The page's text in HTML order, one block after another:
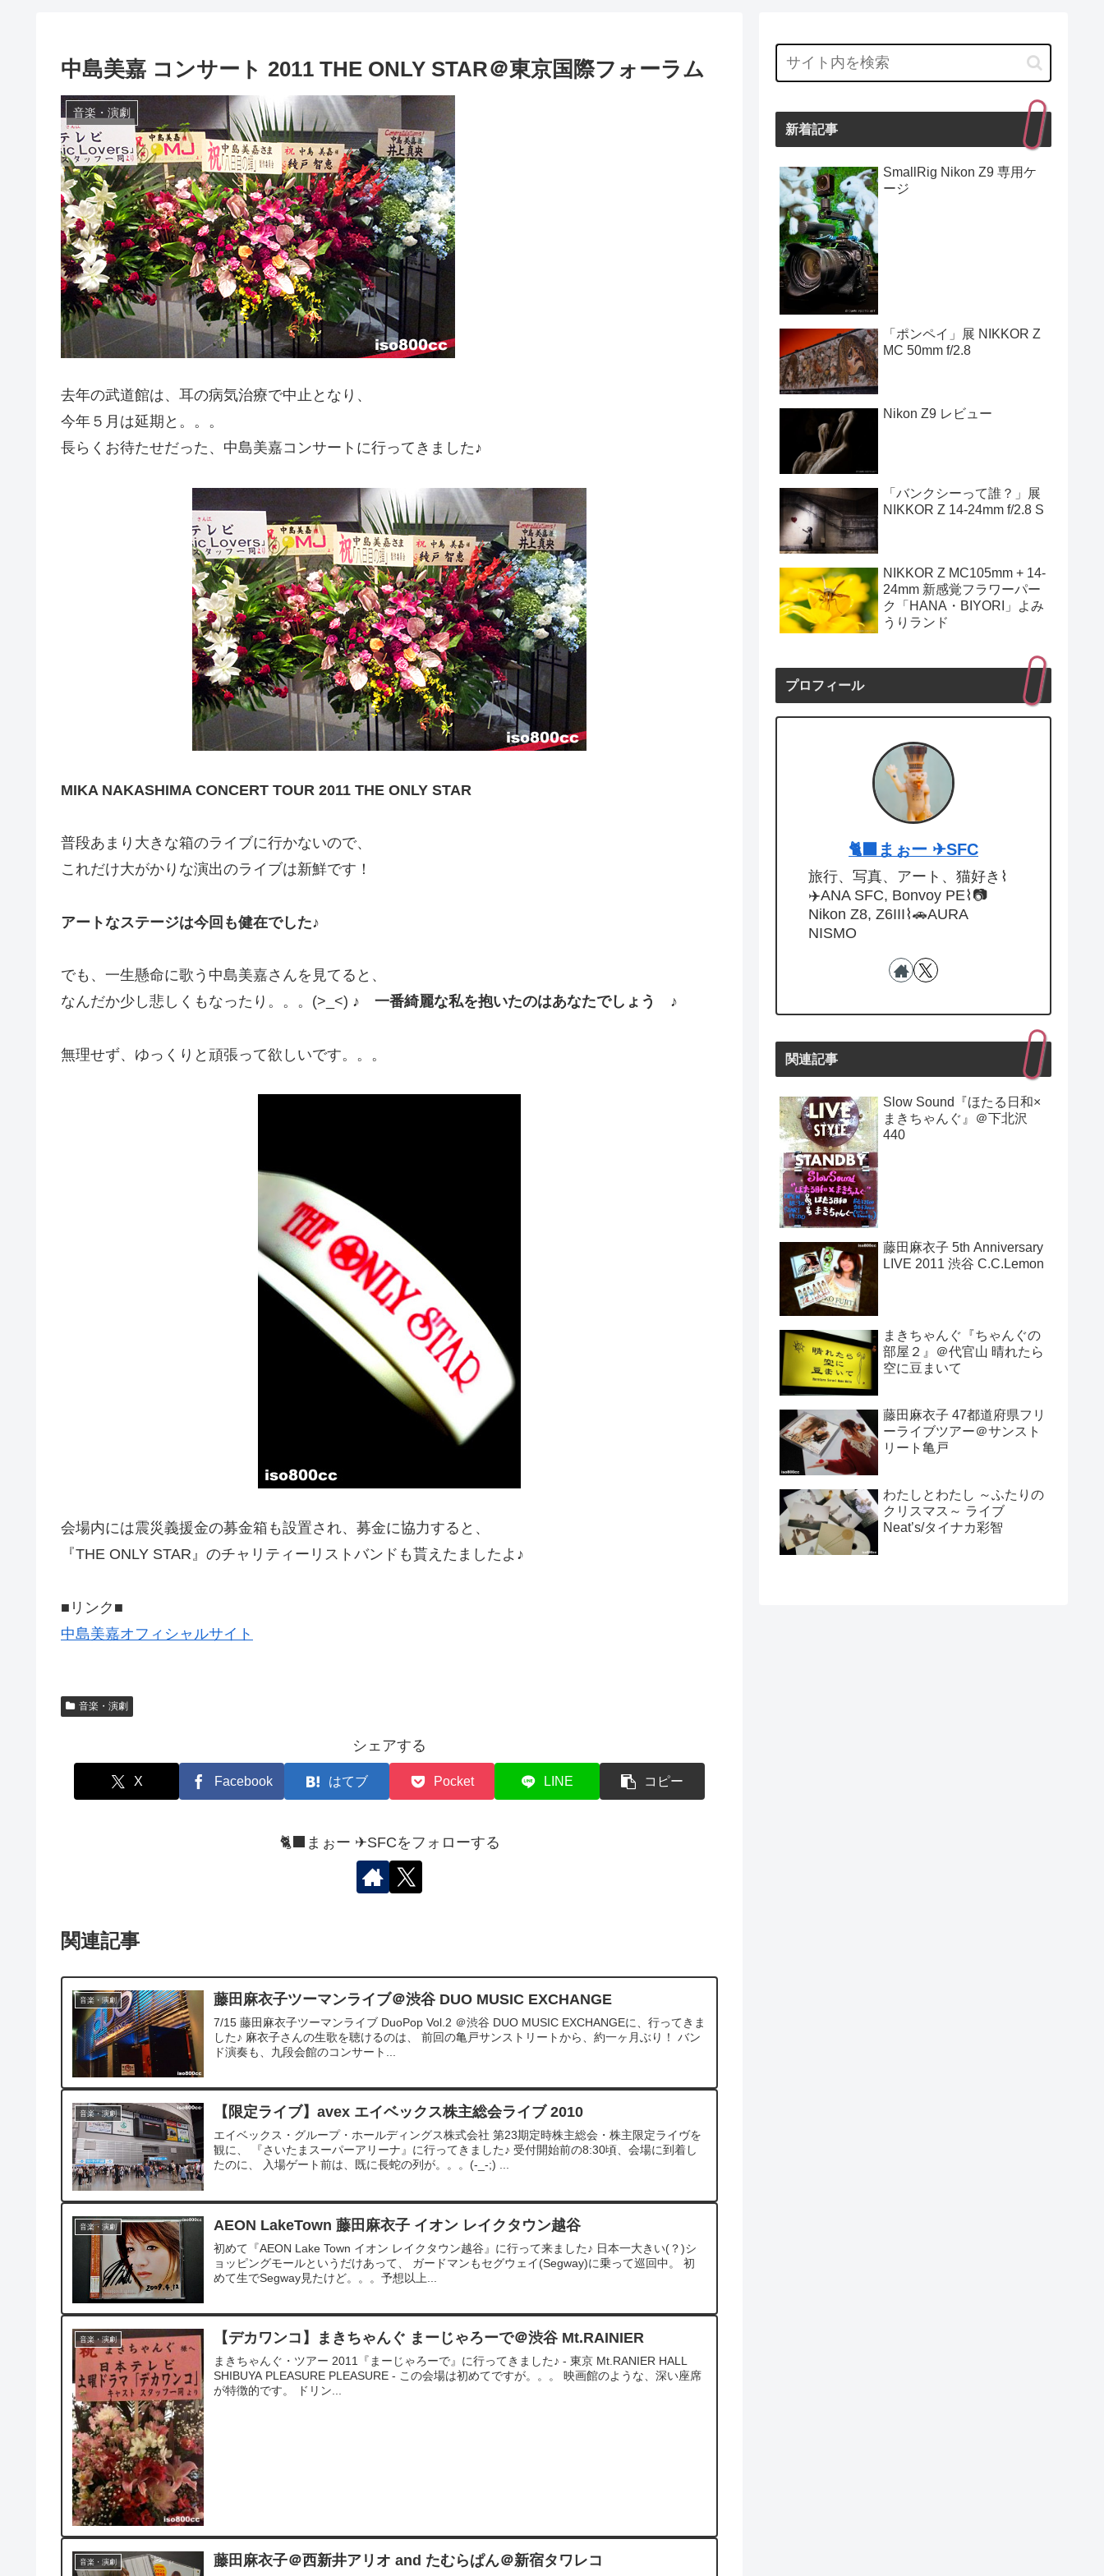
中島美嘉 コンサート 2011 THE ONLY STAR＠東京国際フォーラム
音楽・演劇
去年の武道館は、耳の病気治療で中止となり、
今年５月は延期と。。。
長らくお待たせだった、中島美嘉コンサートに行ってきました♪
MIKA NAKASHIMA CONCERT TOUR 2011 THE ONLY STAR
普段あまり大きな箱のライブに行かないので、
これだけ大がかりな演出のライブは新鮮です！
アートなステージは今回も健在でした♪
でも、一生懸命に歌う中島美嘉さんを見てると、
なんだか少し悲しくもなったり。。。(>_<) ♪ 一番綺麗な私を抱いたのはあなたでしょう ♪
無理せず、ゆっくりと頑張って欲しいです。。。
会場内には震災義援金の募金箱も設置され、募金に協力すると、
『THE ONLY STAR』のチャリティーリストバンドも貰えたましたよ♪
■リンク■
中島美嘉オフィシャルサイト
音楽・演劇
シェアする
X Facebook はてブ Pocket LINE コピー
🐈‍⬛まぉー ✈︎SFCをフォローする
関連記事
音楽・演劇 藤田麻衣子ツーマンライブ＠渋谷 DUO MUSIC EXCHANGE
7/15 藤田麻衣子ツーマンライブ DuoPop Vol.2 ＠渋谷 DUO MUSIC EXCHANGEに、行ってきま
した♪ 麻衣子さんの生歌を聴けるのは、 前回の亀戸サンストリートから、約一ヶ月ぶり！ バン
ド演奏も、九段会館のコンサート...
音楽・演劇 【限定ライブ】avex エイベックス株主総会ライブ 2010
エイベックス・グループ・ホールディングス株式会社 第23期定時株主総会・株主限定ライヴを
観に、 『さいたまスーパーアリーナ』に行ってきました♪ 受付開始前の8:30頃、会場に到着し
たのに、 入場ゲート前は、既に長蛇の列が。。。(-_-;) ...
音楽・演劇 AEON LakeTown 藤田麻衣子 イオン レイクタウン越谷
初めて『AEON Lake Town イオン レイクタウン越谷』に行って来ました♪ 日本一大きい(？)シ
ョッピングモールというだけあって、 ガードマンもセグウェイ(Segway)に乗って巡回中。 初
めて生でSegway見たけど。。。予想以上...
音楽・演劇 【デカワンコ】まきちゃんぐ まーじゃろーで＠渋谷 Mt.RAINIER
まきちゃんぐ・ツアー 2011『まーじゃろーで』に行ってきました♪ - 東京 Mt.RANIER HALL
SHIBUYA PLEASURE PLEASURE - この会場は初めてですが。。。 映画館のような、深い座席
が特徴的です。 ドリン...
音楽・演劇 藤田麻衣子＠西新井アリオ and たむらぱん＠新宿タワレコ
新着記事
SmallRig Nikon Z9 専用ケ
ージ
「ポンペイ」展 NIKKOR Z
MC 50mm f/2.8
Nikon Z9 レビュー
「バンクシーって誰？」展
NIKKOR Z 14-24mm f/2.8 S
NIKKOR Z MC105mm + 14-
24mm 新感覚フラワーパー
ク「HANA・BIYORI」よみ
うりランド
プロフィール
🐈‍⬛まぉー ✈︎SFC
旅行、写真、アート、猫好き⌇
✈️ANA SFC, Bonvoy PE⌇📷
Nikon Z8, Z6III⌇🚗AURA
NISMO
関連記事
Slow Sound『ほたる日和×
まきちゃんぐ』＠下北沢
440
藤田麻衣子 5th Anniversary
LIVE 2011 渋谷 C.C.Lemon
まきちゃんぐ『ちゃんぐの
部屋２』＠代官山 晴れたら
空に豆まいて
藤田麻衣子 47都道府県フリ
ーライブツアー＠サンスト
リート亀戸
わたしとわたし ～ふたりの
クリスマス～ ライブ
Neat’s/タイナカ彩智